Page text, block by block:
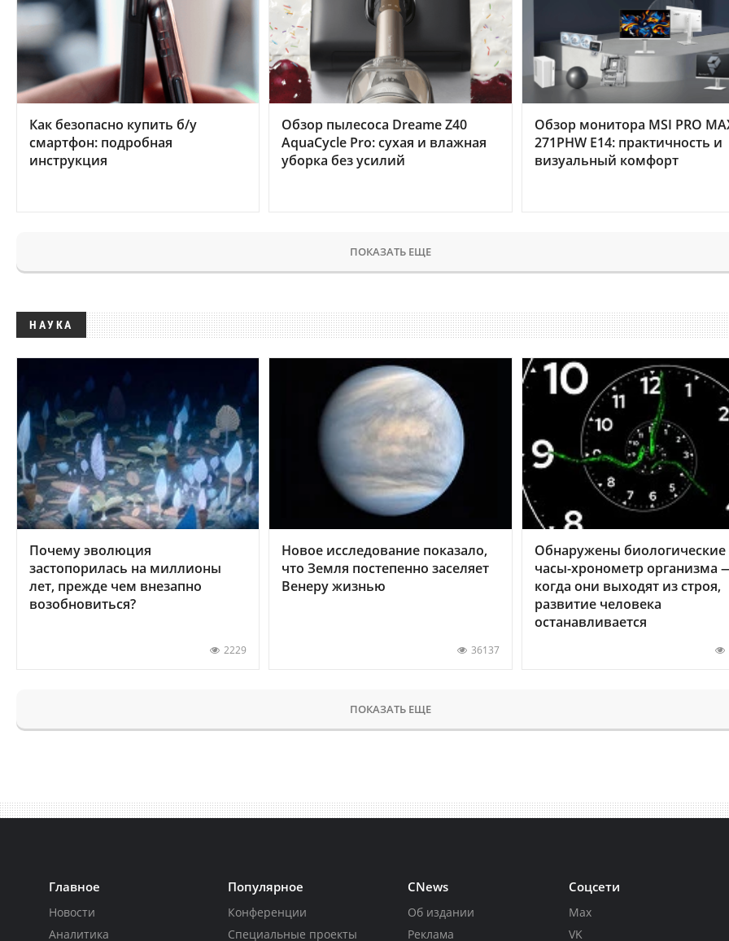
Как безопасно купить б/у
смартфон: подробная
инструкция
Обзор пылесоса Dreame Z40
AquaCycle Pro: сухая и влажная
уборка без усилий
Обзор монитора MSI PRO
271PHW E14: практичность и
визуальный комфорт
ПОКАЗАТЬ ЕЩЕ
НАУКА
Почему эволюция
застопорилась на миллионы
лет, прежде чем внезапно
возобновиться?
2229
Новое исследование показало,
что Земля постепенно заселяет
Венеру жизнью
36137
Обнаружены биологические
часы-хронометр организма
когда они выходят из строя,
развитие человека
останавливается
ПОКАЗАТЬ ЕЩЕ
Главное
Новости
Аналитика
Популярное
Конференции
Специальные проекты
CNews
Об издании
Реклама
Соцсети
Max
VK